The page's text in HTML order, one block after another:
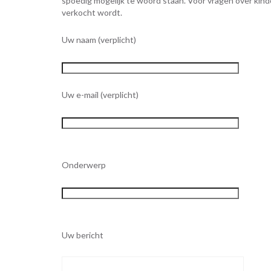
verkocht wordt.
Uw naam (verplicht)
Uw e-mail (verplicht)
Onderwerp
Uw bericht